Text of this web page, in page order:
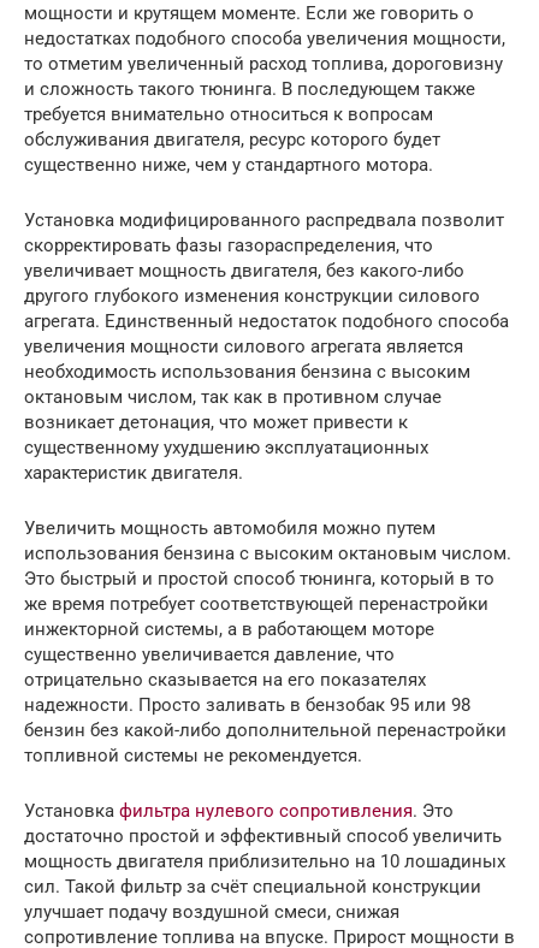
мощности и крутящем моменте. Если же говорить о
недостатках подобного способа увеличения мощности,
то отметим увеличенный расход топлива, дороговизну
и сложность такого тюнинга. В последующем также
требуется внимательно относиться к вопросам
обслуживания двигателя, ресурс которого будет
существенно ниже, чем у стандартного мотора.
Установка модифицированного распредвала позволит
скорректировать фазы газораспределения, что
увеличивает мощность двигателя, без какого-либо
другого глубокого изменения конструкции силового
агрегата. Единственный недостаток подобного способа
увеличения мощности силового агрегата является
необходимость использования бензина с высоким
октановым числом, так как в противном случае
возникает детонация, что может привести к
существенному ухудшению эксплуатационных
характеристик двигателя.
Увеличить мощность автомобиля можно путем
использования бензина с высоким октановым числом.
Это быстрый и простой способ тюнинга, который в то
же время потребует соответствующей перенастройки
инжекторной системы, а в работающем моторе
существенно увеличивается давление, что
отрицательно сказывается на его показателях
надежности. Просто заливать в бензобак 95 или 98
бензин без какой-либо дополнительной перенастройки
топливной системы не рекомендуется.
Установка фильтра нулевого сопротивления. Это
достаточно простой и эффективный способ увеличить
мощность двигателя приблизительно на 10 лошадиных
сил. Такой фильтр за счёт специальной конструкции
улучшает подачу воздушной смеси, снижая
сопротивление топлива на впуске. Прирост мощности в